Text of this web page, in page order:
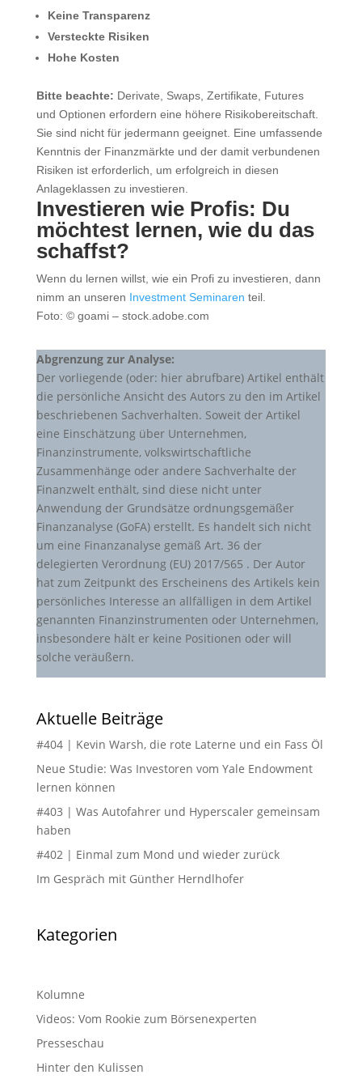
Keine Transparenz
Versteckte Risiken
Hohe Kosten
Bitte beachte: Derivate, Swaps, Zertifikate, Futures
und Optionen erfordern eine höhere Risikobereitschaft.
Sie sind nicht für jedermann geeignet. Eine umfassende
Kenntnis der Finanzmärkte und der damit verbundenen
Risiken ist erforderlich, um erfolgreich in diesen
Anlageklassen zu investieren.
Investieren wie Profis: Du
möchtest lernen, wie du das
schaffst?
Wenn du lernen willst, wie ein Profi zu investieren, dann
nimm an unseren Investment Seminaren teil.
Foto: © goami – stock.adobe.com
Abgrenzung zur Analyse:
Der vorliegende (oder: hier abrufbare) Artikel enthält
die persönliche Ansicht des Autors zu den im Artikel
beschriebenen Sachverhalten. Soweit der Artikel
eine Einschätzung über Unternehmen,
Finanzinstrumente, volkswirtschaftliche
Zusammenhänge oder andere Sachverhalte der
Finanzwelt enthält, sind diese nicht unter
Anwendung der Grundsätze ordnungsgemäßer
Finanzanalyse (GoFA) erstellt. Es handelt sich nicht
um eine Finanzanalyse gemäß Art. 36 der
delegierten Verordnung (EU) 2017/565 . Der Autor
hat zum Zeitpunkt des Erscheinens des Artikels kein
persönliches Interesse an allfälligen in dem Artikel
genannten Finanzinstrumenten oder Unternehmen,
insbesondere hält er keine Positionen oder will
solche veräußern.
Aktuelle Beiträge
#404 | Kevin Warsh, die rote Laterne und ein Fass Öl
Neue Studie: Was Investoren vom Yale Endowment
lernen können
#403 | Was Autofahrer und Hyperscaler gemeinsam
haben
#402 | Einmal zum Mond und wieder zurück
Im Gespräch mit Günther Herndlhofer
Kategorien
Kolumne
Videos: Vom Rookie zum Börsenexperten
Presseschau
Hinter den Kulissen